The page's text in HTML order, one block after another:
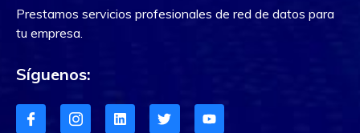
Prestamos servicios profesionales de red de datos para
tu empresa.
Síguenos: